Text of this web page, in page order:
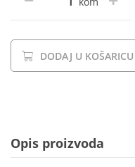
DODAJ U KOŠARICU
Opis proizvoda